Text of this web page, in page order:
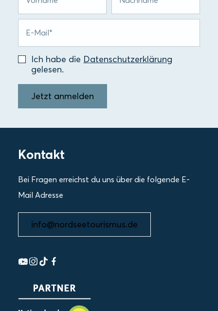
Ich habe die Datenschutzerklärung
gelesen.
Jetzt anmelden
Kontakt
Bei Fragen erreichst du uns über die folgende E-
Mail Adresse
info@nordseetourismus.de